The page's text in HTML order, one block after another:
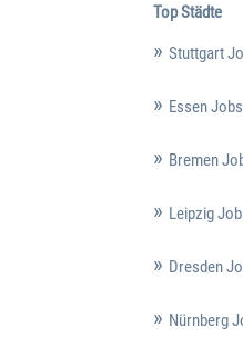
Top Städte
Stuttgart
Essen Jobs
Bremen
Leipzig
Dresden
Nürnberg